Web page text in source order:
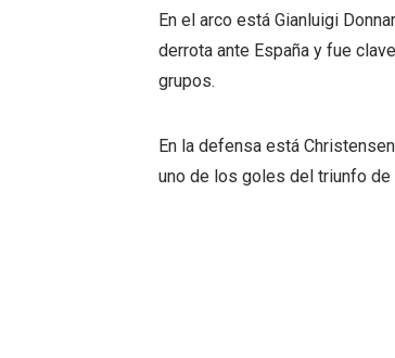
En el arco está Gianluigi
derrota ante España y fue
grupos.
En la defensa está
uno de los goles del triunfo de